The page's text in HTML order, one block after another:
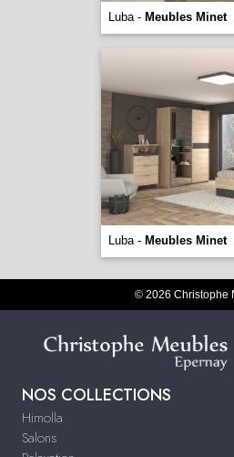
Luba - Meubles Minet
Luba - Meubles Minet
© 2026 Christophe
NOS COLLECTIONS
Himolla
Salons